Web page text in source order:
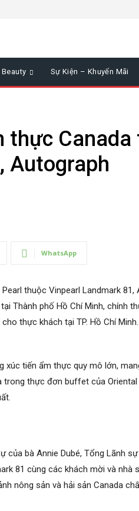
Beauty Sự Kiện – Khuyến Mãi
thực Canada
Autograph
WhatsApp
thuộc Vinpearl Landmark 81,
Thành phố Hồ Chí Minh, chính
thực khách tại TP. Hồ Chí Minh.
xúc tiến ẩm thực quy mô lớn,
trong thực đơn buffet của
bà Annie Dubé, Tổng Lãnh
81 cùng các khách mời và nhà
nông sản và hải sản Canada